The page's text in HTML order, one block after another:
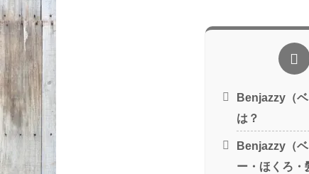
Benjazzy（
は？
Benjazzy（
ー・ほくろ・